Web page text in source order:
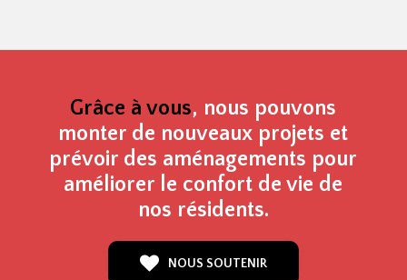
Grâce à vous, nous pouvons
monter de nouveaux projets et
prévoir des aménagements pour
améliorer le confort de vie de
nos résidents.
NOUS SOUTENIR